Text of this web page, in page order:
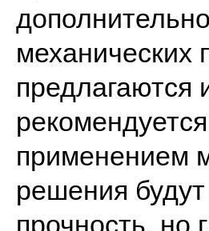
механических
предлагаются
применением
решения
прочность, но